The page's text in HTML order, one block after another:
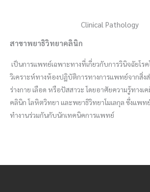
Clinical Pathology
สาขาพยาธิวิทยาคลินิก
เป็นการแพทย์เฉพาะทางที่เกี่ยวกับการวินิจฉัยโร
วิเคราะห์ทางห้องปฏิบัติการทางการแพทย์จากสิ่งส่
ร่างกาย เลือด หรือปัสสาวะ โดยอาศัยความรู้ทางเ
คลินิก โลหิตวิทยา และพยาธิวิทยาโมเลกุล ซึ่งแพท
ทำงานร่วมกันกับนักเทคนิคการแพทย์